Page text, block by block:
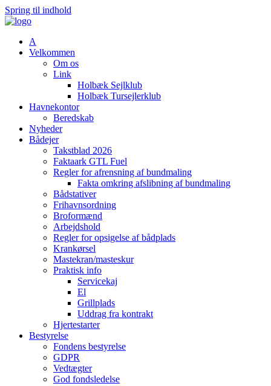
Spring til indhold
A
Velkommen
Om os
Link
Holbæk Sejlklub
Holbæk Tursejlerklub
Havnekontor
Beredskab
Nyheder
Bådejer
Takstblad 2026
Faktaark GTL Fuel
Regler for afrensning af bundmaling
Fakta omkring afslibning af bundmaling
Bådstativer
Frihavnsordning
Broformænd
Arbejdshold
Regler for opsigelse af bådplads
Krankørsel
Mastekran/masteskur
Praktisk info
Servicekaj
El
Grillplads
Uddrag fra kontrakt
Hjertestarter
Bestyrelse
Fondens bestyrelse
GDPR
Vedtægter
God fondsledelse